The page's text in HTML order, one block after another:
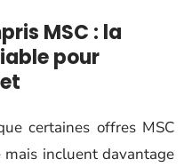
MSC : la
pour
certaines offres MSC
incluent davantage